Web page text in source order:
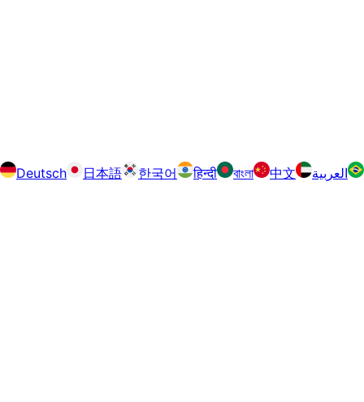
Deutsch 日本語 한국어 हिन्दी বাংলা 中文 العربية